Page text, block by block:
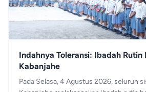
Indahnya Toleransi: Ibadah Rutin
Kabanjahe
Pada Selasa, 4 Agustus 2026, seluruh